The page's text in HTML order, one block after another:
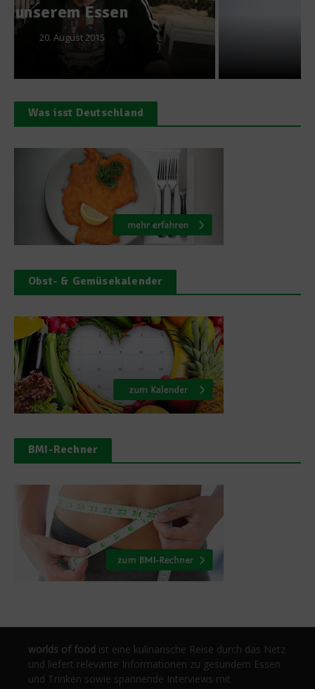
Studer
18. Mai 2012
Was isst Deutschland
Obst- & Gemüsekalender
BMI-Rechner
worlds of food ist eine kulinarische Reise durch das Netz
und liefert relevante Informationen zu gesundem Essen
und Trinken sowie spannende Interviews mit